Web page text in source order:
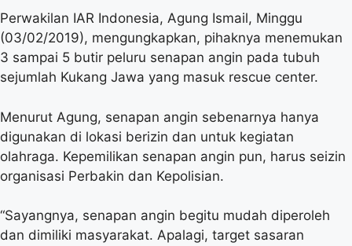
Perwakilan IAR Indonesia, Agung Ismail, Minggu
(03/02/2019), mengungkapkan, pihaknya menemukan
3 sampai 5 butir peluru senapan angin pada tubuh
sejumlah Kukang Jawa yang masuk rescue center.
Menurut Agung, senapan angin sebenarnya hanya
digunakan di lokasi berizin dan untuk kegiatan
olahraga. Kepemilikan senapan angin pun, harus seizin
organisasi Perbakin dan Kepolisian.
“Sayangnya, senapan angin begitu mudah diperoleh
dan dimiliki masyarakat. Apalagi, target sasaran